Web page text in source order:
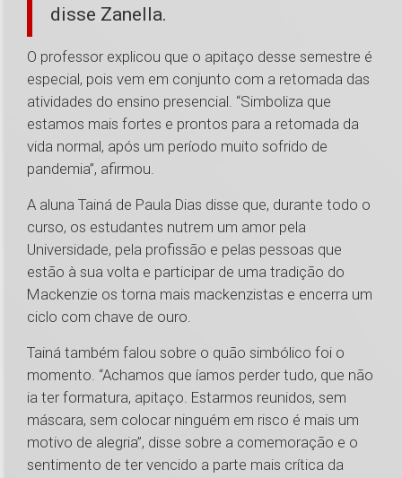
disse Zanella.
O professor explicou que o apitaço desse semestre é
especial, pois vem em conjunto com a retomada das
atividades do ensino presencial. “Simboliza que
estamos mais fortes e prontos para a retomada da
vida normal, após um período muito sofrido de
pandemia”, afirmou.
A aluna Tainá de Paula Dias disse que, durante todo o
curso, os estudantes nutrem um amor pela
Universidade, pela profissão e pelas pessoas que
estão à sua volta e participar de uma tradição do
Mackenzie os torna mais mackenzistas e encerra um
ciclo com chave de ouro.
Tainá também falou sobre o quão simbólico foi o
momento. “Achamos que íamos perder tudo, que não
ia ter formatura, apitaço. Estarmos reunidos, sem
máscara, sem colocar ninguém em risco é mais um
motivo de alegria”, disse sobre a comemoração e o
sentimento de ter vencido a parte mais crítica da